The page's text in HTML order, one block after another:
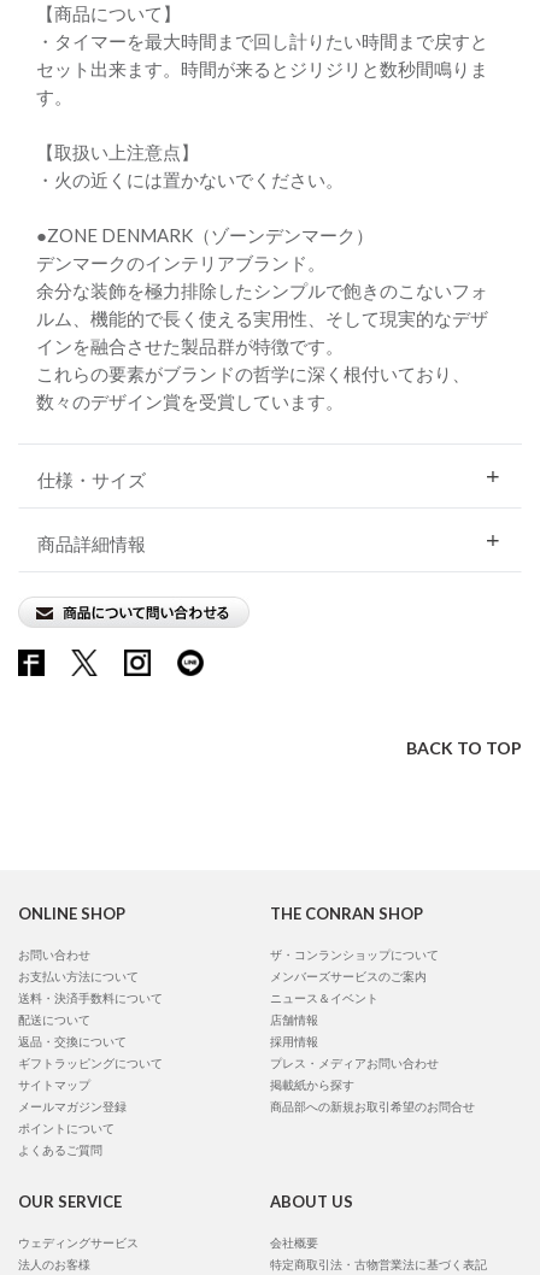
【商品について】
・タイマーを最大時間まで回し計りたい時間まで戻すと
セット出来ます。時間が来るとジリジリと数秒間鳴りま
す。
【取扱い上注意点】
・火の近くには置かないでください。
●ZONE DENMARK（ゾーンデンマーク）
デンマークのインテリアブランド。
余分な装飾を極力排除したシンプルで飽きのこないフォ
ルム、機能的で長く使える実用性、そして現実的なデザ
インを融合させた製品群が特徴です。
これらの要素がブランドの哲学に深く根付いており、
数々のデザイン賞を受賞しています。
仕様・サイズ
商品詳細情報
BACK TO TOP
ONLINE SHOP
お問い合わせ
お支払い方法について
送料・決済手数料について
配送について
返品・交換について
ギフトラッピングについて
サイトマップ
メールマガジン登録
ポイントについて
よくあるご質問
THE CONRAN SHOP
ザ・コンランショップについて
メンバーズサービスのご案内
ニュース＆イベント
店舗情報
採用情報
プレス・メディアお問い合わせ
掲載紙から探す
商品部への新規お取引希望のお問合せ
OUR SERVICE
ウェディングサービス
法人のお客様
ABOUT US
会社概要
特定商取引法・古物営業法に基づく表記